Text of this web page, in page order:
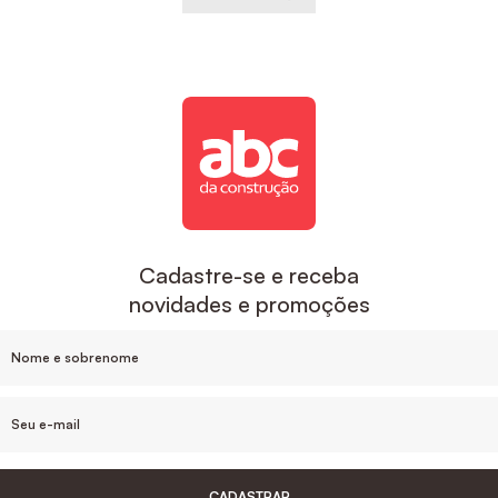
Cadastre-se e receba
novidades e promoções